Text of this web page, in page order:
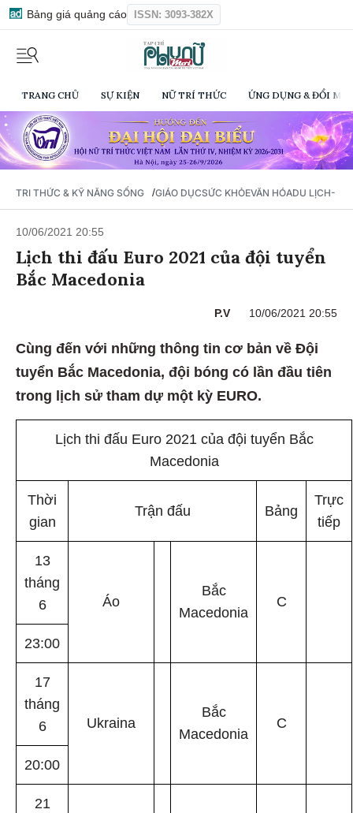
Bảng giá quảng cáo ISSN: 3093-382X
TRANG CHỦ SỰ KIỆN NỮ TRÍ THỨC ỨNG DỤNG & ĐỔI
TRI THỨC & KỸ NĂNG SỐNG /GIÁO DỤCSỨC KHỎEVĂN HÓADU LỊCH-
10/06/2021 20:55
Lịch thi đấu Euro 2021 của đội tuyển
Bắc Macedonia
P.V 10/06/2021 20:55
Cùng đến với những thông tin cơ bản về Đội
tuyển Bắc Macedonia, đội bóng có lần đầu tiên
trong lịch sử tham dự một kỳ EURO.
Lịch thi đấu Euro 2021 của đội tuyển Bắc
Macedonia
Thời
gian
Trận đấu Bảng
Trực
tiếp
13
tháng
6
Áo
Bắc
Macedonia
C
23:00
17
tháng
6
Ukraina
Bắc
Macedonia
C
20:00
21